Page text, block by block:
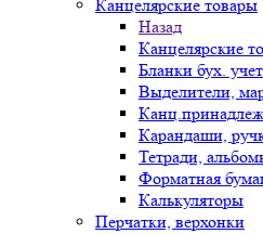
Канцелярские товары
Назад
Канцелярские
Бланки бух.
Выделители,
Карандаши,
Тетради,
Форматная
Калькуляторы
Перчатки, верхонки